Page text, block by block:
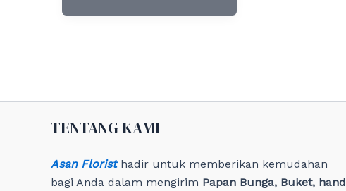
TENTANG KAMI
Asan Floristhadir untuk memberikan kemudahan
bagi Anda dalam mengirim Papan Bunga, Buket, hand